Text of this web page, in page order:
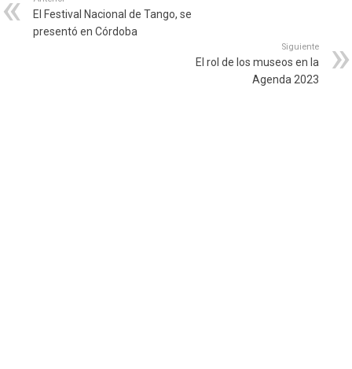
El Festival Nacional de Tango, se
presentó en Córdoba
Siguiente
El rol de los museos en la
Agenda 2023